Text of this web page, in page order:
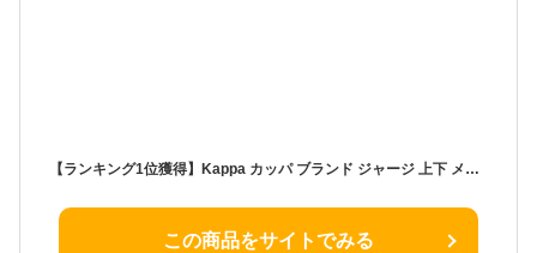
【ランキング1位獲得】Kappa カッパ ブランド ジャージ 上下 メンズ 大きいサイズ スポーツウェア ランニングウェア トレーニングウェア 上下セット 別注 セットアップ パーカー M L LL XL 2L 3L 春 夏 秋 冬 RSL あす楽対応
この商品をサイトでみる